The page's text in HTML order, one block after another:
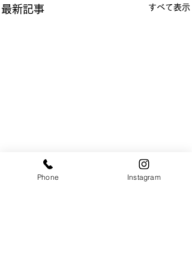
最新記事 すべて表示
Phone Instagram